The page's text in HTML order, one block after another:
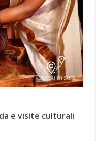
Tour su misura
e visite culturali